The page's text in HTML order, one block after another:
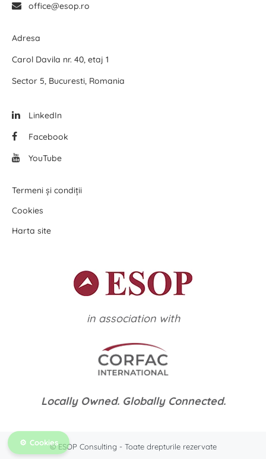
office@esop.ro
Adresa
Carol Davila nr. 40, etaj 1
Sector 5, Bucuresti, Romania
LinkedIn
Facebook
YouTube
Termeni și condiții
Cookies
Harta site
in association with
Locally Owned. Globally Connected.
© ESOP Consulting - Toate drepturile rezervate
Cookies